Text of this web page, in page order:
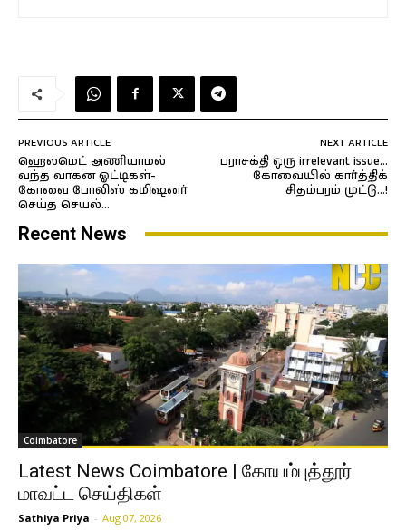
PREVIOUS ARTICLE
ஹெல்மெட் அணியாமல்
வந்த வாகன ஓட்டிகள்-
கோவை போலிஸ் கமிஷனர்
செய்த செயல்…
NEXT ARTICLE
பராசக்தி ஒரு irrelevant issue…
கோவையில் கார்த்திக்
சிதம்பரம் முட்டு…!
Recent News
Coimbatore
Latest News Coimbatore | கோயம்புத்தூர்
மாவட்ட செய்திகள்
Sathiya Priya - Aug 07, 2026